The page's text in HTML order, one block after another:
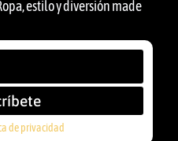
estilo y diversión made
de privacidad